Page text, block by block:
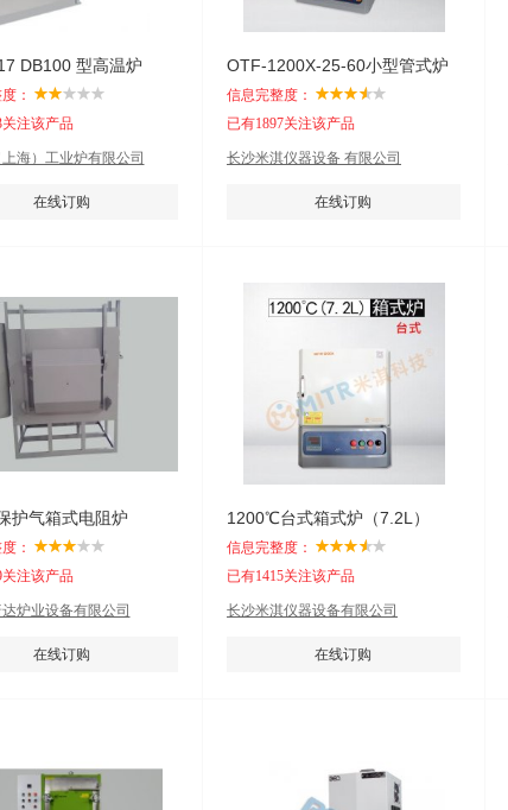
DB100 型高温炉
：
关注该产品
海）工业炉有限公司
在线订购
OTF-1200X-25-60小型管式炉
信息完整度：
已有1897关注该产品
长沙米淇仪器设备 有限公司
在线订购
护气箱式电阻炉
：
关注该产品
炉业设备有限公司
在线订购
1200℃台式箱式炉（7.2L）
信息完整度：
已有1415关注该产品
长沙米淇仪器设备有限公司
在线订购